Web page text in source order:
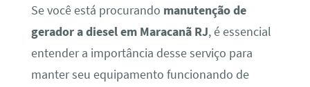
Se você está procurando manutenção de
gerador a diesel em Maracanã RJ, é essencial
entender a importância desse serviço para
manter seu equipamento funcionando de